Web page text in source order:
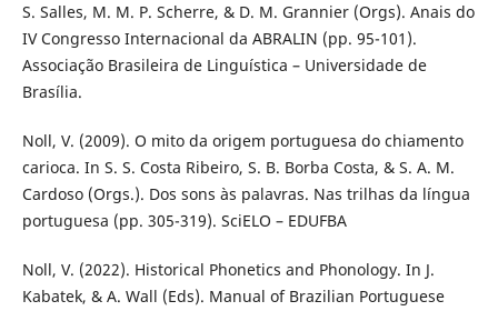
S. Salles, M. M. P. Scherre, & D. M. Grannier (Orgs). Anais do
IV Congresso Internacional da ABRALIN (pp. 95-101).
Associação Brasileira de Linguística – Universidade de
Brasília.
Noll, V. (2009). O mito da origem portuguesa do chiamento
carioca. In S. S. Costa Ribeiro, S. B. Borba Costa, & S. A. M.
Cardoso (Orgs.). Dos sons às palavras. Nas trilhas da língua
portuguesa (pp. 305-319). SciELO – EDUFBA
Noll, V. (2022). Historical Phonetics and Phonology. In J.
Kabatek, & A. Wall (Eds). Manual of Brazilian Portuguese